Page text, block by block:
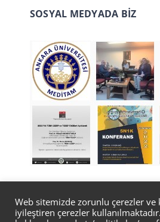
SOSYAL MEDYADA BİZ
Web sitemizde zorunlu çerezler ve
iyileştiren çerezler